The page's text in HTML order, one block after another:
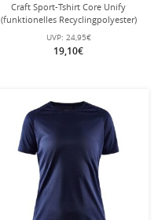
Craft Sport-Tshirt Core Unify
(funktionelles Recyclingpolyester)
weiss Herren
UVP: 24,95€
19,10€